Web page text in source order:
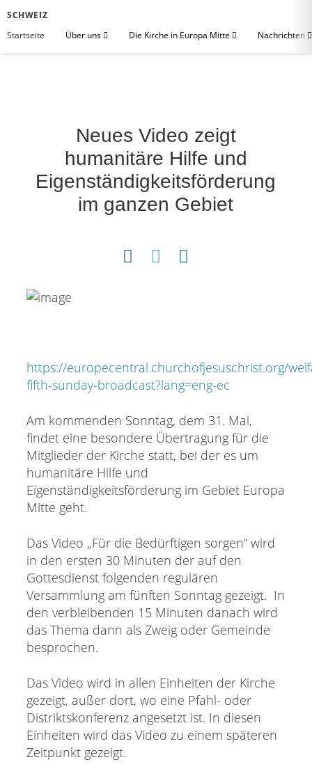
SCHWEIZ
Startseite
Über uns Die Kirche in Europa Mitte Nachrichten
Neues Video zeigt
humanitäre Hilfe und
Eigenständigkeitsförderung
im ganzen Gebiet
https://europecentral.churchofjesuschrist.org/
fifth-sunday-broadcast?lang=eng-ec
Am kommenden Sonntag, dem 31. Mai,
findet eine besondere Übertragung für die
Mitglieder der Kirche statt, bei der es um
humanitäre Hilfe und
Eigenständigkeitsförderung im Gebiet Europa
Mitte geht.
Das Video „Für die Bedürftigen sorgen“ wird
in den ersten 30 Minuten der auf den
Gottesdienst folgenden regulären
Versammlung am fünften Sonntag gezeigt. In
den verbleibenden 15 Minuten danach wird
das Thema dann als Zweig oder Gemeinde
besprochen.
Das Video wird in allen Einheiten der Kirche
gezeigt, außer dort, wo eine Pfahl- oder
Distriktskonferenz angesetzt ist. In diesen
Einheiten wird das Video zu einem späteren
Zeitpunkt gezeigt.